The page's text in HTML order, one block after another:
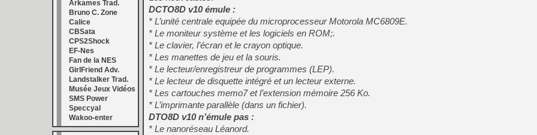
[GK] Capcom relance
[Mo5] Deux inédits du
[GK] Le beat'em up The
[GK] Endless Legend 2 :
[LS] [PS5] Le WebKit
Arkames Trad.
Bruno C. Zone
Calice
CBSata
CPS2Shock
EF-Nes
Fan de la NES
GirlFriend Adv.
Landstalker Trad.
Musée Jeux Vidéos
SMS Power
Speccyal
Wakoo-enter
DCTO8D v10 émule :
* L’unité centrale equipée du microprocesseur Motorola MC6809E.
* Le moniteur système et les logiciels en ROM;.
* Le clavier, l’écran et le crayon optique.
* Les manettes de jeu et la souris.
* Le lecteur/enregistreur de programmes (LEP).
* Le lecteur de disquette intégré et un lecteur externe.
* Les cartouches memo7 et l’extension mémoire 256 Ko.
* L’imprimante parallèle (dans un fichier).
DTO8D v10 n’émule pas :
* Le nanoréseau Léanord.